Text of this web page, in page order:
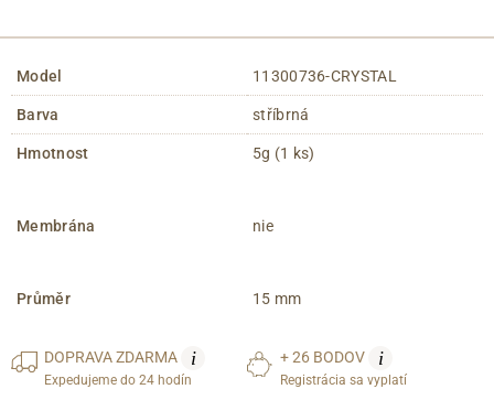
Model 11300736-CRYSTAL
Barva stříbrná
Hmotnost 5g (1 ks)
Membrána nie
Průměr 15 mm
DOPRAVAZDARMA i
Expedujeme do 24 hodín
+ 26 BODOV i
Registrácia sa vyplatí